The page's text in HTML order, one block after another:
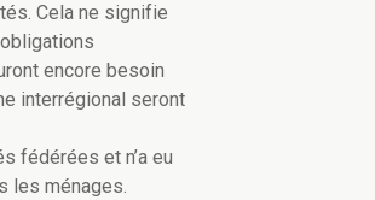
Cela ne signifie
encore besoin
interrégional seront
fédérées et n’a eu
les ménages.